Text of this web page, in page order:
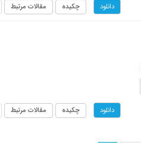
دانلود چکیده مقالات مرتبط
دانلود چکیده مقالات مرتبط